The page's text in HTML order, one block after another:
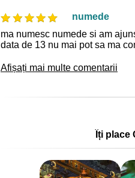
numede
ma numesc numede si am
data de 13 nu mai pot sa ma
Afișați mai multe comentarii
Îți place